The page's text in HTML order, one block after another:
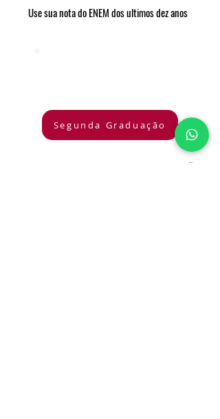
Use sua nota do ENEM dos ultimos dez anos
Segunda Graduação
Para quem deseja iniciar uma nova graduação